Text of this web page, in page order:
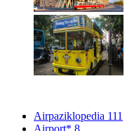
Airpaziklopedia 111
Airport* 8